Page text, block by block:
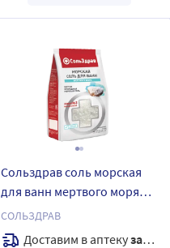
Сольздрав соль морская
для ванн мертвого моря
800 гр
СОЛЬЗДРАВ
Доставим в аптекузавтра